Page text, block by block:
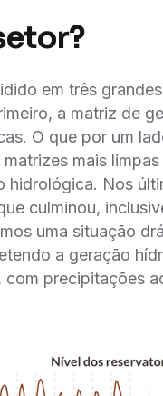
em três
a matriz de
O que por um
mais
hidrológica. Nos
culminou,
uma situação
a geração
com precipitações